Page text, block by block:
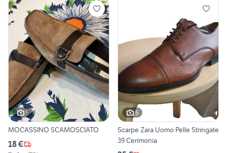
5
MOCASSINO SCAMOSCIATO
18 €
5
Scarpe Zara Uomo Pelle Stringate
39 Cerimonia